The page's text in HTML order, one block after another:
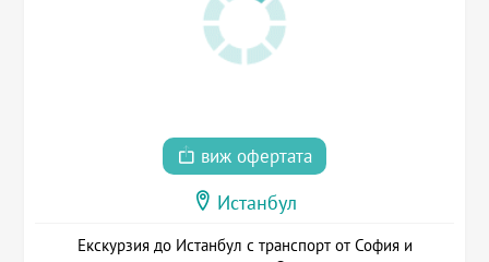
виж офертата
Истанбул
Екскурзия до Истанбул с транспорт от София и